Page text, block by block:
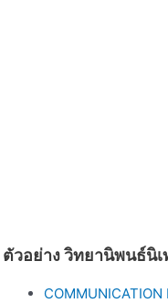
ตัวอย่าง วิทยานิพนธ์นิ
COMMUNICATION